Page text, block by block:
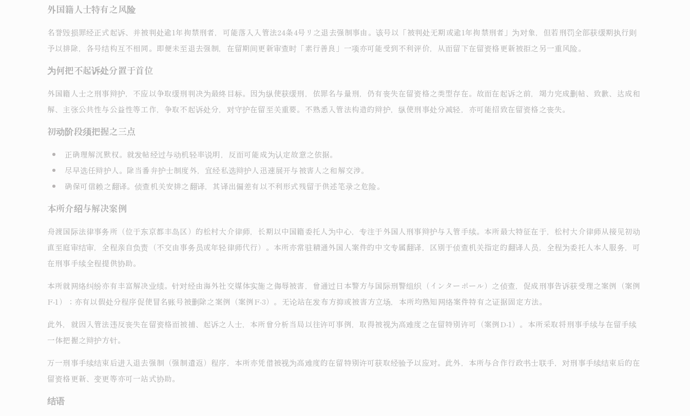
外国籍人士特有之风险
名誉毁损罪经正式起诉、并被判处逾1年拘禁刑者，可能落入入管法24条4号リ之退去强制事由。该号以「被判处无期或逾1年拘禁刑者」为对象，但若刑罚全部获缓期执行则
予以排除，各号结构互不相同。即便未至退去强制，在留期间更新审查时「素行善良」一项亦可能受到不利评价，从而留下在留资格更新被拒之另一重风险。
为何把不起诉处分置于首位
外国籍人士之刑事辩护，不应以争取缓刑判决为最终目标。因为纵使获缓刑，依罪名与量刑，仍有丧失在留资格之类型存在。故而在起诉之前，竭力完成删帖、致歉、达成和
解、主张公共性与公益性等工作，争取不起诉处分，对守护在留至关重要。不熟悉入管法构造的辩护，纵使刑事处分减轻，亦可能招致在留资格之丧失。
初动阶段须把握之三点
正确理解沉默权。就发帖经过与动机轻率说明，反而可能成为认定故意之依据。
尽早选任辩护人。除当番弁护士制度外，宜经私选辩护人迅速展开与被害人之和解交涉。
确保可信赖之翻译。侦查机关安排之翻译，其译出偏差有以不利形式残留于供述笔录之危险。
本所介绍与解决案例
舟渡国际法律事务所（位于东京都丰岛区）的松村大介律师，长期以中国籍委托人为中心，专注于外国人刑事辩护与入管手续。本所最大特征在于，松村大介律师从接见初动
直至庭审结审，全程亲自负责（不交由事务员或年轻律师代行）。本所亦常驻精通外国人案件的中文专属翻译，区别于侦查机关指定的翻译人员，全程为委托人本人服务，可
在刑事手续全程提供协助。
本所就网络纠纷亦有丰富解决业绩。针对经由海外社交媒体实施之侮辱被害，曾通过日本警方与国际刑警组织（インターポール）之侦查，促成刑事告诉获受理之案例（案例
F-1）；亦有以假处分程序促使冒名账号被删除之案例（案例F-3）。无论站在发布方抑或被害方立场，本所均熟知网络案件特有之证据固定方法。
此外，就因入管法违反丧失在留资格而被捕、起诉之人士，本所曾分析当局以往许可事例，取得被视为高难度之在留特别许可（案例D-1）。本所采取将刑事手续与在留手续
一体把握之辩护方针。
万一刑事手续结束后进入退去强制（强制遣返）程序，本所亦凭借被视为高难度的在留特别许可获取经验予以应对。此外，本所与合作行政书士联手，对刑事手续结束后的在
留资格更新、变更等亦可一站式协助。
结语